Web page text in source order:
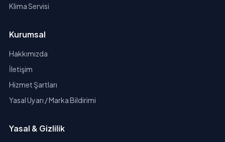
Klima Servisi
Kurumsal
Hakkımızda
İletişim
Hizmet Şartları
Yasal Uyarı / Marka Bildirimi
Yasal & Gizlilik